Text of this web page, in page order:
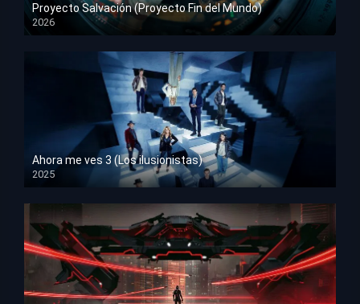
Proyecto Salvación (Proyecto Fin del Mundo)
2026
HD 1080p
Ahora me ves 3 (Los ilusionistas)
2025
HD 1080p